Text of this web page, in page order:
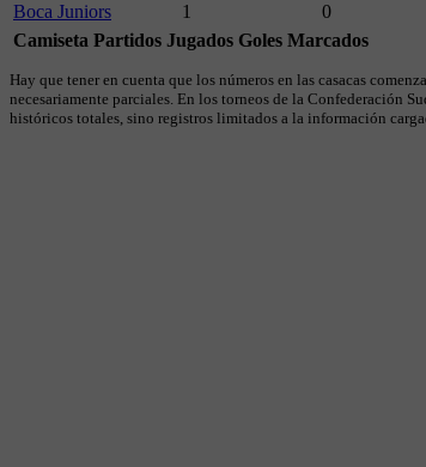
Boca Juniors
1
0
Camiseta Partidos Jugados Goles Marcados
Hay que tener en cuenta que los números en las casacas
necesariamente parciales. En los torneos de la Confederación
históricos totales, sino registros limitados a la información